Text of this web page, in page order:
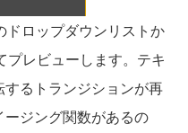
ロップダウンリストか
プレビューします。テキ
るトランジションが再
ジング関数があるの